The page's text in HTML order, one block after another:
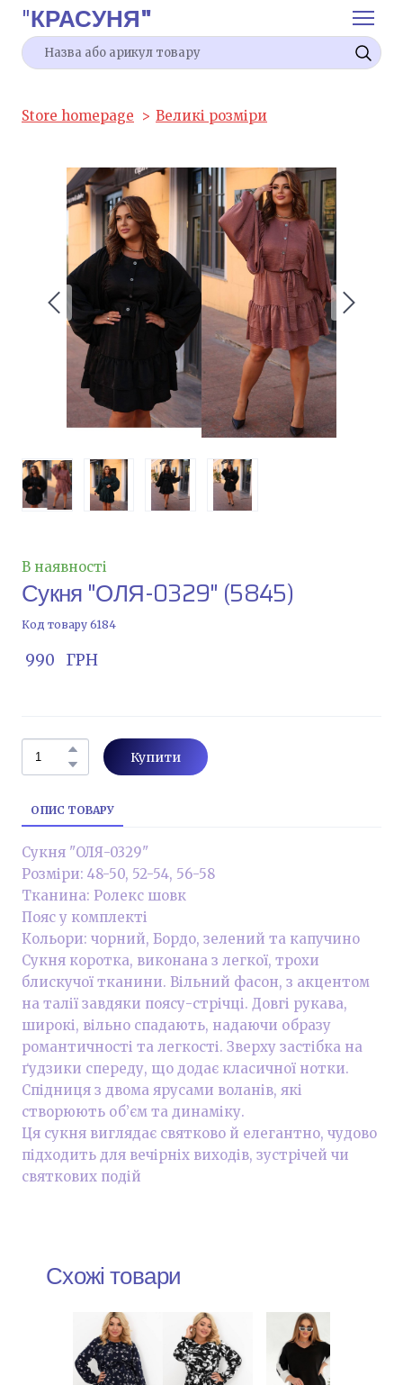
"КРАСУНЯ"
Store homepage Великі розміри
В наявності
Сукня "ОЛЯ-0329" (5845)
Код товару 6184
990   ГРН
Купити
ОПИС ТОВАРУ
Сукня "ОЛЯ-0329"
Розміри: 48-50, 52-54, 56-58
Тканина: Ролекс шовк
Пояс у комплекті
Кольори: чорний, Бордо, зелений та капучино
Сукня коротка, виконана з легкої, трохи
блискучої тканини. Вільний фасон, з акцентом
на талії завдяки поясу-стрічці. Довгі рукава,
широкі, вільно спадають, надаючи образу
романтичності та легкості. Зверху застібка на
ґудзики спереду, що додає класичної нотки.
Спідниця з двома ярусами воланів, які
створюють об’єм та динаміку.
Ця сукня виглядає святково й елегантно, чудово
підходить для вечірніх виходів, зустрічей чи
святкових подій
Схожі товари